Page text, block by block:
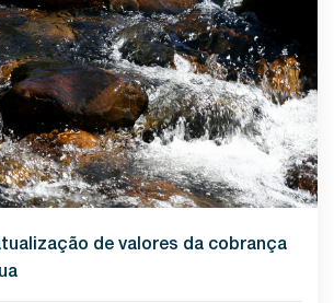
de valores da cobrança